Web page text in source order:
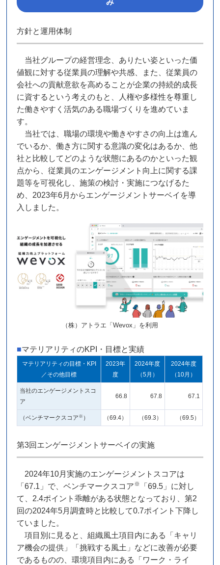
方針と運用体制
当社グループの経営理念、ありたい姿といった価
値観に対する従業員の理解や共感、また、従業員の
会社への貢献意欲を高めることが企業の持続的成長
に資するという考えのもと、人権や多様性を尊重し
た働きやすく活気のある職場づくりを進めていま
す。
当社では、職場の環境や働きやすさの向上は進ん
でいるか、働き方に関する意識の変化はあるか、他
社と比較してどのような状態にあるのかといった観
点から、従業員のエンゲージメント向上に関する課
題等を可視化し、施策の検討・実施につなげるた
め、2023年6月からエンゲージメントサーベイを導
入しました。
（株）アトラエ「Wevox」を利用
■マテリアリティのKPI・目標と実績
マテリアリティの目標・KPI
／その他目標
2023年
度
2024年度
（5月）
2024年度
（10月）
当社のエンゲージメントスコ
ア
66.8 67.8 67.1
（ベンチマークスコア ※ ） （69.4） （69.3） （69.5）
第3回エンゲージメントサーベイの実施
2024年10月実施のエンゲージメントスコアは
「67.1」で、ベンチマークスコア※
「69.5」に対し
て、2.4ポイント乖離がある状態となっており、第2
回の2024年5月調査時と比較して0.7ポイント下降し
ていました。
項目別に見ると、組織風土項目内にある「キャリ
ア機会の提供」「挑戦する風土」などに改善が必要
であるものの、環境項目内にある「ワーク・ライ